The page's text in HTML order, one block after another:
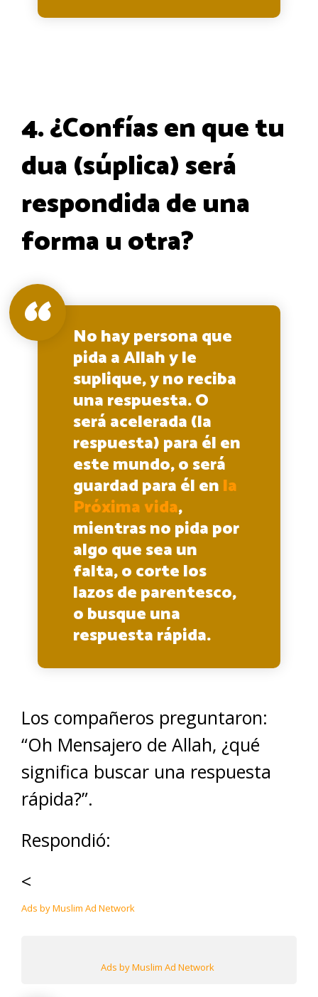
4. ¿Confías en que tu
dua (súplica) será
respondida de una
forma u otra?
No hay persona que
pida a Allah y le
suplique, y no reciba
una respuesta. O
será acelerada (la
respuesta) para él en
este mundo, o será
guardad para él enla
Próxima vida,
mientras no pida por
algo que sea un
falta, o corte los
lazos de parentesco,
o busque una
respuesta rápida.
Los compañeros preguntaron:
“Oh Mensajero de Allah, ¿qué
significa buscar una respuesta
rápida?”.
Respondió:
<
Ads by Muslim Ad Network
Ads by Muslim Ad Network